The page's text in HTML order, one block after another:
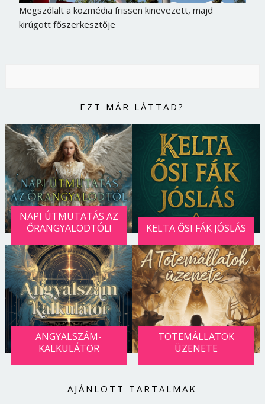
Megszólalt a közmédia frissen kinevezett, majd
kirúgott főszerkesztője
EZT MÁR LÁTTAD?
NAPI ÚTMUTATÁS AZ
ŐRANGYALODTÓL!
KELTA ŐSI FÁK JÓSLÁS
ANGYALSZÁM-
KALKULÁTOR
TOTEMÁLLATOK
ÜZENETE
AJÁNLOTT TARTALMAK
Borsonline bejelentkezés
E-mail cím vagy felhasználónév